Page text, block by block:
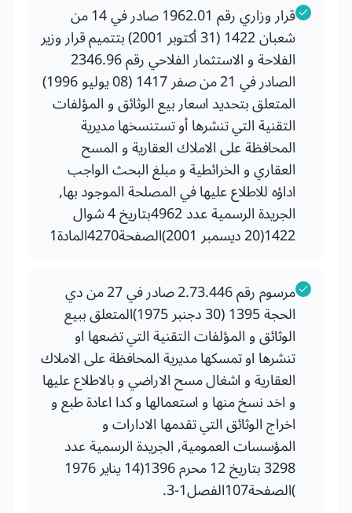
قرار وزاري رقم 1962.01 صادر في 14 من
شعبان 1422 (31 أكتوبر 2001) بتتميم قرار وزير
الفلاحة و الاستثمار الفلاحي رقم 2346.96
الصادر في 21 من صفر 1417 (08 يوليو 1996)
المتعلق بتحديد اسعار بيع الوثائق و المؤلفات
التقنية التي تنشرها أو تستنسخها مديرية
المحافظة على الاملاك العقارية و المسح
العقاري و الخرائطية و مبلغ البحث الواجب
اداؤه للاطلاع عليها في المصلحة الموجود بها,
الجريدة الرسمية عدد 4962بتاريخ 4 شوال
1422(20 ديسمبر 2001)الصفحة4270المادة1
مرسوم رقم 2.73.446 صادر في 27 من دي
الحجة 1395 (30 دجنبر 1975)المتعلق ببيع
الوثائق و المؤلفات التقنية التي تضعها او
تنشرها او تمسكها مديرية المحافظة على الاملاك
العقارية و اشغال مسح الاراضي و بالاطلاع عليها
و اخد نسخ منها و استعمالها و كدا اعادة طبع و
اخراج الوثائق التي تقدمها الادارات و
المؤسسات العمومية, الجريدة الرسمية عدد
3298 بتاريخ 12 محرم 1396(14 يناير 1976
)الصفحة107الفصل1-3.